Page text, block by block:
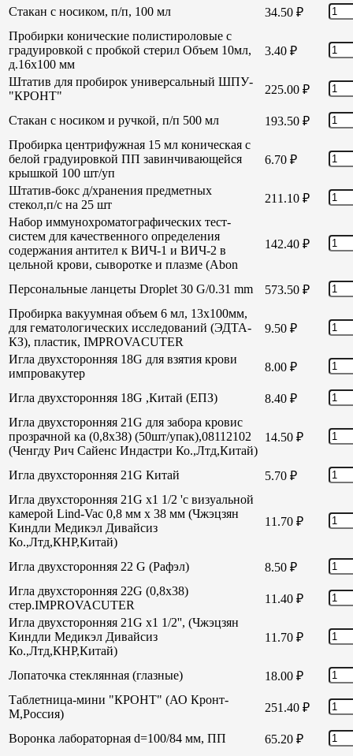
Стакан с носиком, п/п, 100 мл 34.50 ₽
Пробирки конические полистироловые с
градуировкой с пробкой стерил Объем 10мл,
д.16х100 мм
3.40 ₽
Штатив для пробирок универсальный ШПУ-
"КРОНТ"
225.00 ₽
Стакан с носиком и ручкой, п/п 500 мл 193.50 ₽
Пробирка центрифужная 15 мл коническая с
белой градуировкой ПП завинчивающейся
крышкой 100 шт/уп
6.70 ₽
Штатив-бокс д/хранения предметных
стекол,п/с на 25 шт
211.10 ₽
Набор иммунохроматографических тест-
систем для качественного определения
содержания антител к ВИЧ-1 и ВИЧ-2 в
цельной крови, сыворотке и плазме (Abon
142.40 ₽
Персональные ланцеты Droplet 30 G/0.31 mm 573.50 ₽
Пробирка вакуумная объем 6 мл, 13х100мм,
для гематологических исследований (ЭДТА-
КЗ), пластик, IMPROVACUTER
9.50 ₽
Игла двухсторонняя 18G для взятия крови
импровакутер
8.00 ₽
Игла двухсторонняя 18G ,Китай (ЕПЗ) 8.40 ₽
Игла двухсторонняя 21G для забора кровис
прозрачной ка (0,8х38) (50шт/упак),08112102
(Ченгду Рич Сайенс Индастри Ко.,Лтд,Китай)
14.50 ₽
Игла двухсторонняя 21G Китай 5.70 ₽
Игла двухсторонняя 21G х1 1/2 'с визуальной
камерой Lind-Vac 0,8 мм х 38 мм (Чжэцзян
Киндли Медикэл Дивайсиз
Ко.,Лтд,КНР,Китай)
11.70 ₽
Игла двухсторонняя 22 G (Рафэл) 8.50 ₽
Игла двухсторонняя 22G (0,8х38)
стер.IMPROVACUTER
11.40 ₽
Игла двухсторонняя 21G х1 1/2'', (Чжэцзян
Киндли Медикэл Дивайсиз
Ко.,Лтд,КНР,Китай)
11.70 ₽
Лопаточка стеклянная (глазные) 18.00 ₽
Таблетница-мини "КРОНТ" (АО Кронт-
М,Россия)
251.40 ₽
Воронка лабораторная d=100/84 мм, ПП 65.20 ₽